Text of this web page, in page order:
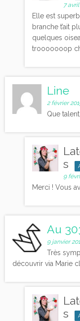
7
Elle est
branche t’ait
quelques
trooooooop
Line
2 février
Que
s
9
Merci ! Vous
Au
9 janvier
Très
découvrir via Marie
s